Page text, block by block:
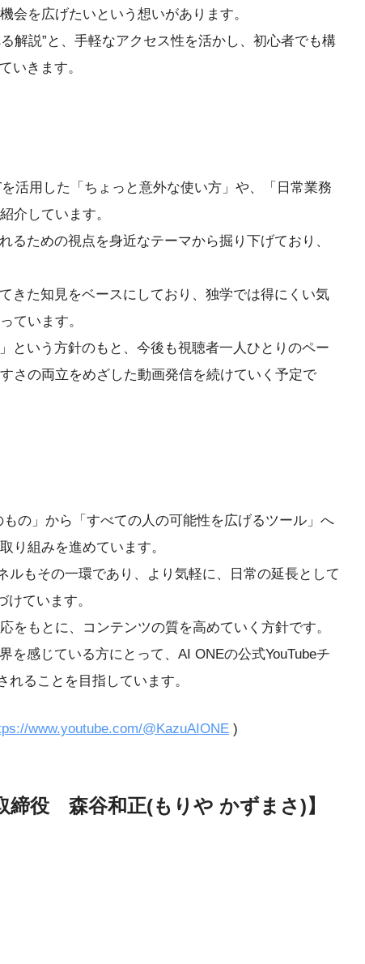
会を広げたいという想いがあります。
解説”と、手軽なアクセス性を活かし、初心者でも構
いきます。
活用した「ちょっと意外な使い方」や、「日常業務
介しています。
るための視点を身近なテーマから掘り下げており、
きた知見をベースにしており、独学では得にくい気
ています。
という方針のもと、今後も視聴者一人ひとりのペー
さの両立をめざした動画発信を続けていく予定で
の」から「すべての人の可能性を広げるツール」へ
り組みを進めています。
ルもその一環であり、より気軽に、日常の延長として
けています。
をもとに、コンテンツの質を高めていく方針です。
を感じている方にとって、AI ONEの公式YouTubeチ
れることを目指しています。
www.youtube.com/@KazuAIONE )
締役 森谷和正(もりや かずまさ)】